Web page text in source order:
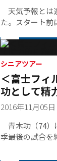
天気予報とは
た。スタート前
シニアツアー
＜富士フィ
功として精
2016年11月05日
青木功（74）
季最後の試合を